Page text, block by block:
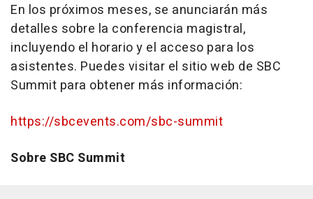
En los próximos meses, se anunciarán más
detalles sobre la conferencia magistral,
incluyendo el horario y el acceso para los
asistentes. Puedes visitar el sitio web de SBC
Summit para obtener más información:
https://sbcevents.com/sbc-summit
Sobre SBC Summit